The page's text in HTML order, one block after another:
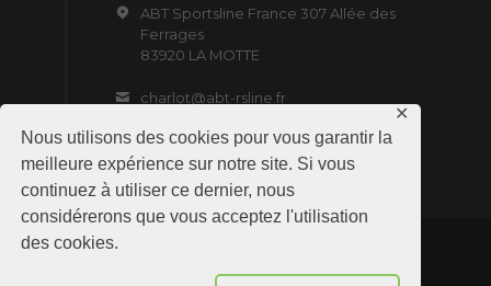
Nous utilisons des cookies pour vous garantir la
meilleure expérience sur notre site. Si vous
continuez à utiliser ce dernier, nous
considérerons que vous acceptez l'utilisation
des cookies.
✕
ABT Sportsline France 307 Allée des
Ferrages
83920 LA MOTTE
charlot@abt-rsline.fr
ABT Sportsline France © 2019 All Rights